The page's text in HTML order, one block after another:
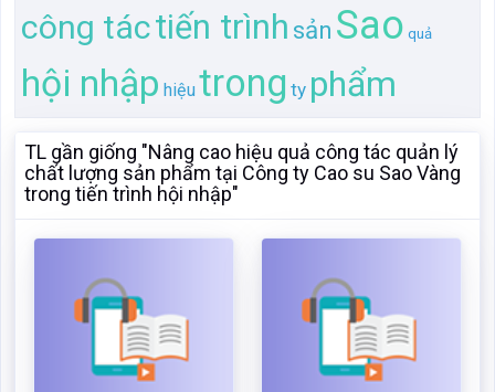
công táctiến trình sản Sao quả
hội nhập hiệutrong ty phẩm
TL gần giống "Nâng cao hiệu quả công tác quản lý
chất lượng sản phẩm tại Công ty Cao su Sao Vàng
trong tiến trình hội nhập"